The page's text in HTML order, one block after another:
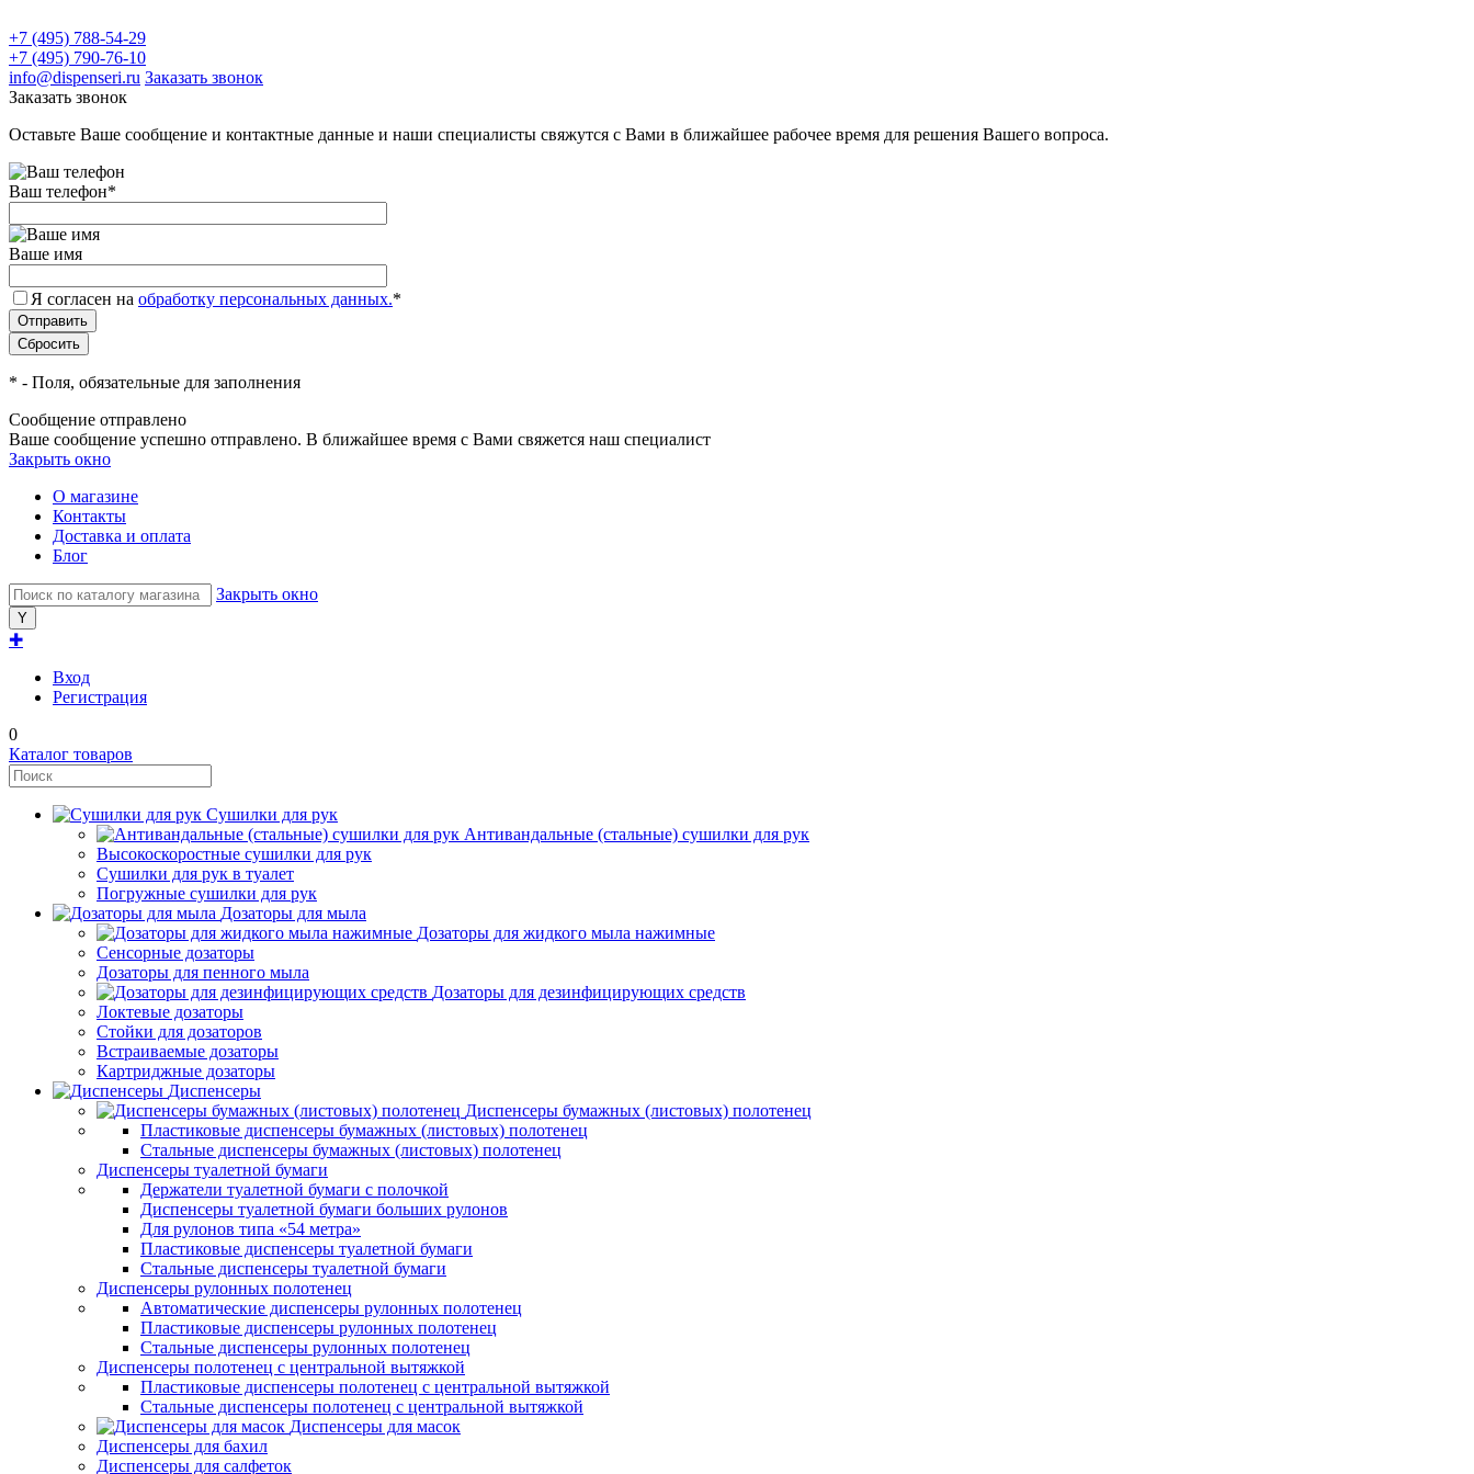
+7 (495) 788-54-29
+7 (495) 790-76-10
info@dispenseri.ru Заказать звонок
Заказать звонок
Оставьте Ваше сообщение и контактные данные и наши специалисты свяжутся с Вами в ближайшее рабочее время для решения Вашего вопроса.
Ваш телефон*
Ваше имя
Я согласен на обработку персональных данных.*
* - Поля, обязательные для заполнения
Сообщение отправлено
Ваше сообщение успешно отправлено. В ближайшее время с Вами свяжется наш специалист
Закрыть окно
О магазине
Контакты
Доставка и оплата
Блог
Закрыть окно
✚
Вход
Регистрация
0
Каталог товаров
Сушилки для рук
Антивандальные (стальные) сушилки для рук
Высокоскоростные сушилки для рук
Сушилки для рук в туалет
Погружные сушилки для рук
Дозаторы для мыла
Дозаторы для жидкого мыла нажимные
Сенсорные дозаторы
Дозаторы для пенного мыла
Дозаторы для дезинфицирующих средств
Локтевые дозаторы
Стойки для дозаторов
Встраиваемые дозаторы
Картриджные дозаторы
Диспенсеры
Диспенсеры бумажных (листовых) полотенец
Пластиковые диспенсеры бумажных (листовых) полотенец
Стальные диспенсеры бумажных (листовых) полотенец
Диспенсеры туалетной бумаги
Держатели туалетной бумаги с полочкой
Диспенсеры туалетной бумаги больших рулонов
Для рулонов типа «54 метра»
Пластиковые диспенсеры туалетной бумаги
Стальные диспенсеры туалетной бумаги
Диспенсеры рулонных полотенец
Автоматические диспенсеры рулонных полотенец
Пластиковые диспенсеры рулонных полотенец
Стальные диспенсеры рулонных полотенец
Диспенсеры полотенец с центральной вытяжкой
Пластиковые диспенсеры полотенец с центральной вытяжкой
Стальные диспенсеры полотенец с центральной вытяжкой
Диспенсеры для масок
Диспенсеры для бахил
Диспенсеры для салфеток